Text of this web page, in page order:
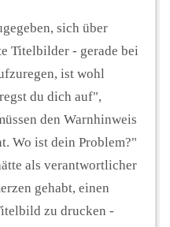
Beiträge
sich über
Titelbilder - gerade bei
ist wohl
du dich auf",
den Warnhinweis
Wo ist dein Problem?"
als verantwortlicher
gehabt, einen
zu drucken -